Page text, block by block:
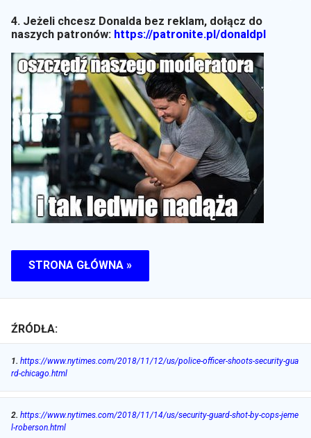
4. Jeżeli chcesz Donalda bez reklam, dołącz do
naszych patronów: https://patronite.pl/donaldpl
STRONA GŁÓWNA »
ŹRÓDŁA:
1. https://www.nytimes.com/2018/11/12/us/police-officer-shoots-security-gua
rd-chicago.html
2. https://www.nytimes.com/2018/11/14/us/security-guard-shot-by-cops-jeme
l-roberson.html